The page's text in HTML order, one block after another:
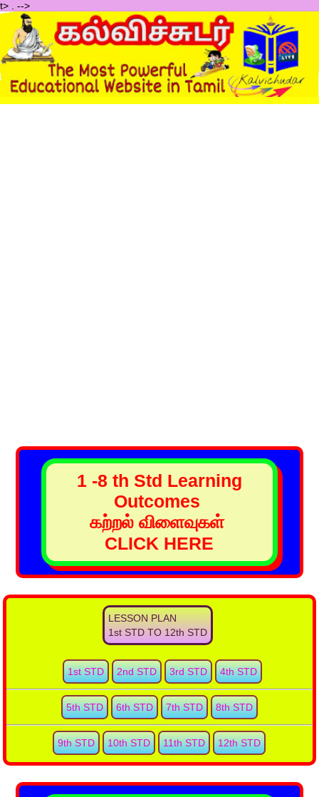
t> -->
1 -8 th Std Learning
Outcomes
கற்றல் விளைவுகள்
CLICK HERE
LESSON PLAN
1st STD TO 12th STD
1st STD 2nd STD 3rd STD 4th STD
5th STD 6th STD 7th STD 8th STD
9th STD 10th STD 11th STD 12th STD